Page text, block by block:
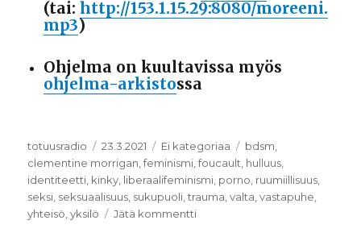
(tai:http://153.1.15.29:8080/moreeni.
mp3)
Ohjelma on kuultavissa myös
ohjelma-arkistossa
Kirjoittaja
totuusradio Julkaistu
23.3.2021 Kategoriat
Ei kategoriaa Avainsanat
bdsm,
clementine morrigan,feminismi,foucault, hulluus,
identiteetti, kinky, liberaalifeminismi, porno, ruumiillisuus,
seksi, seksuaalisuus, sukupuoli,trauma,valta,vastapuhe,
yhteisö,yksilö Jätä kommentti